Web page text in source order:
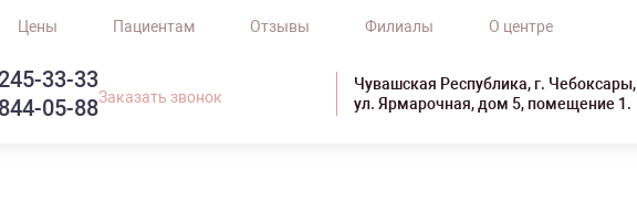
Цены Пациентам Отзывы Филиалы О центре
33-33
05-88Заказать звонок
Чувашская Республика, г. Чебоксары,
ул. Ярмарочная, дом 5, помещение 1.